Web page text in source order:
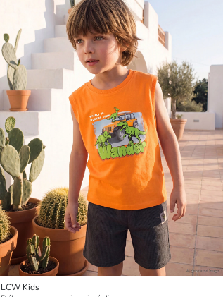
LCW Kids